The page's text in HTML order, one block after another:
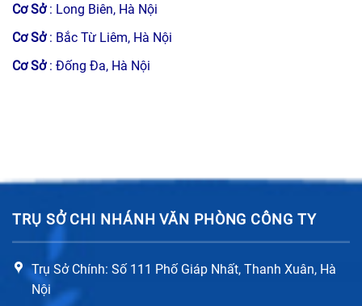
Cơ Sở : Long Biên, Hà Nội
Cơ Sở : Bắc Từ Liêm, Hà Nội
Cơ Sở : Đống Đa, Hà Nội
TRỤ SỞ CHI NHÁNH VĂN PHÒNG CÔNG TY
Trụ Sở Chính: Số 111 Phố Giáp Nhất, Thanh Xuân, Hà
Nội